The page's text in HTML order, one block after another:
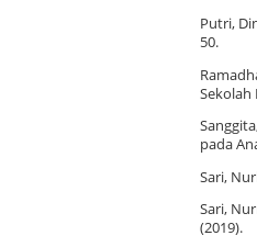
Putri,
50.
Sekolah
pada
Sari,
Sari,
(2019).